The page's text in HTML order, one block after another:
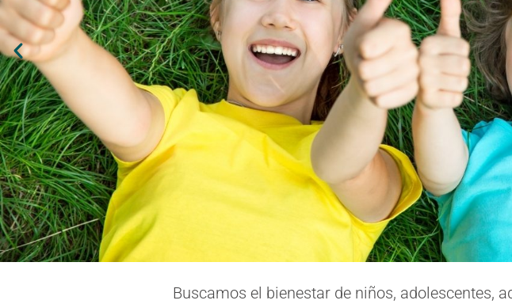
Buscamos el bienestar de niños, adolescentes,